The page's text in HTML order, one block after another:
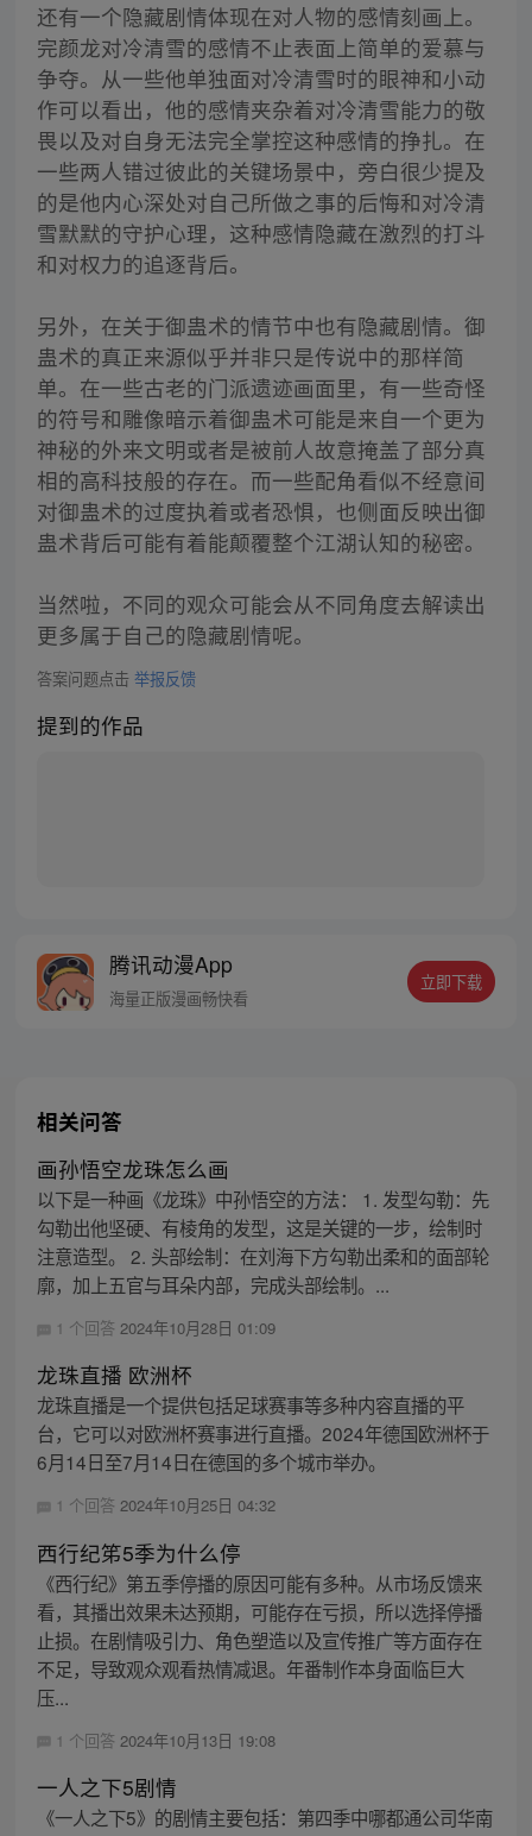
还有一个隐藏剧情体现在对人物的感情刻画上。
完颜龙对冷清雪的感情不止表面上简单的爱慕与
争夺。从一些他单独面对冷清雪时的眼神和小动
作可以看出，他的感情夹杂着对冷清雪能力的敬
畏以及对自身无法完全掌控这种感情的挣扎。在
一些两人错过彼此的关键场景中，旁白很少提及
的是他内心深处对自己所做之事的后悔和对冷清
雪默默的守护心理，这种感情隐藏在激烈的打斗
和对权力的追逐背后。
另外，在关于御蛊术的情节中也有隐藏剧情。御
蛊术的真正来源似乎并非只是传说中的那样简
单。在一些古老的门派遗迹画面里，有一些奇怪
的符号和雕像暗示着御蛊术可能是来自一个更为
神秘的外来文明或者是被前人故意掩盖了部分真
相的高科技般的存在。而一些配角看似不经意间
对御蛊术的过度执着或者恐惧，也侧面反映出御
蛊术背后可能有着能颠覆整个江湖认知的秘密。
当然啦，不同的观众可能会从不同角度去解读出
更多属于自己的隐藏剧情呢。
答案问题点击 举报反馈
提到的作品
腾讯动漫App
海量正版漫画畅快看
立即下载
相关问答
画孙悟空龙珠怎么画
以下是一种画《龙珠》中孙悟空的方法： 1. 发型勾勒：先
勾勒出他坚硬、有棱角的发型，这是关键的一步，绘制时
注意造型。 2. 头部绘制：在刘海下方勾勒出柔和的面部轮
廓，加上五官与耳朵内部，完成头部绘制。...
1 个回答 2024年10月28日 01:09
龙珠直播 欧洲杯
龙珠直播是一个提供包括足球赛事等多种内容直播的平
台，它可以对欧洲杯赛事进行直播。2024年德国欧洲杯于
6月14日至7月14日在德国的多个城市举办。
1 个回答 2024年10月25日 04:32
西行纪笫5季为什么停
《西行纪》第五季停播的原因可能有多种。从市场反馈来
看，其播出效果未达预期，可能存在亏损，所以选择停播
止损。在剧情吸引力、角色塑造以及宣传推广等方面存在
不足，导致观众观看热情减退。年番制作本身面临巨大
压...
1 个回答 2024年10月13日 19:08
一人之下5剧情
《一人之下5》的剧情主要包括：第四季中哪都通公司华南